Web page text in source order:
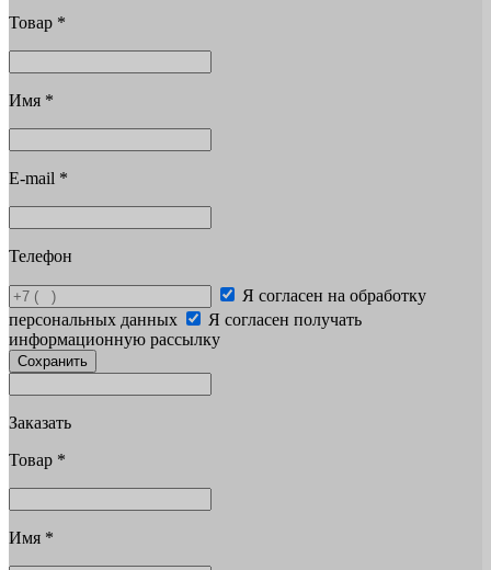
Товар *
Имя *
E-mail *
Телефон
Я согласен на обработку
персональных данных
Я согласен получать
информационную рассылку
Сохранить
Заказать
Товар *
Имя *